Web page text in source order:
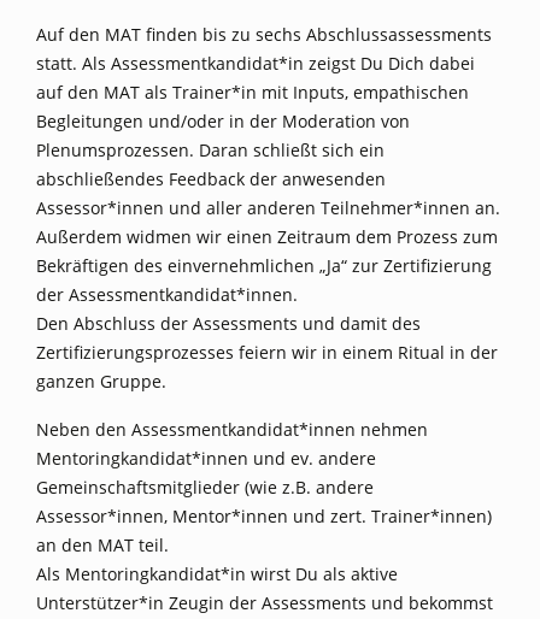
Auf den MAT finden bis zu sechs Abschlussassessments
statt. Als Assessmentkandidat*in zeigst Du Dich dabei
auf den MAT als Trainer*in mit Inputs, empathischen
Begleitungen und/oder in der Moderation von
Plenumsprozessen. Daran schließt sich ein
abschließendes Feedback der anwesenden
Assessor*innen und aller anderen Teilnehmer*innen an.
Außerdem widmen wir einen Zeitraum dem Prozess zum
Bekräftigen des einvernehmlichen „Ja“ zur Zertifizierung
der Assessmentkandidat*innen.
Den Abschluss der Assessments und damit des
Zertifizierungsprozesses feiern wir in einem Ritual in der
ganzen Gruppe.
Neben den Assessmentkandidat*innen nehmen
Mentoringkandidat*innen und ev. andere
Gemeinschaftsmitglieder (wie z.B. andere
Assessor*innen, Mentor*innen und zert. Trainer*innen)
an den MAT teil.
Als Mentoringkandidat*in wirst Du als aktive
Unterstützer*in Zeugin der Assessments und bekommst